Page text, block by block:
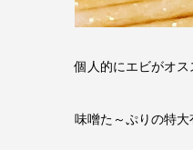
個人的にエビがオス
味噌た～ぷりの特大